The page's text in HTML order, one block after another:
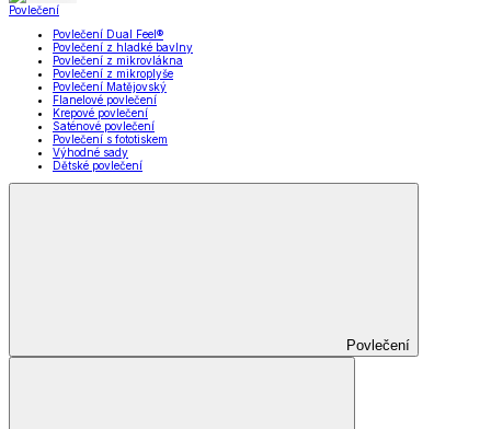
Povlečení
Povlečení Dual Feel®
Povlečení z hladké bavlny
Povlečení z mikrovlákna
Povlečení z mikroplyše
Povlečení Matějovský
Flanelové povlečení
Krepové povlečení
Saténové povlečení
Povlečení s fototiskem
Výhodné sady
Dětské povlečení
Povlečení